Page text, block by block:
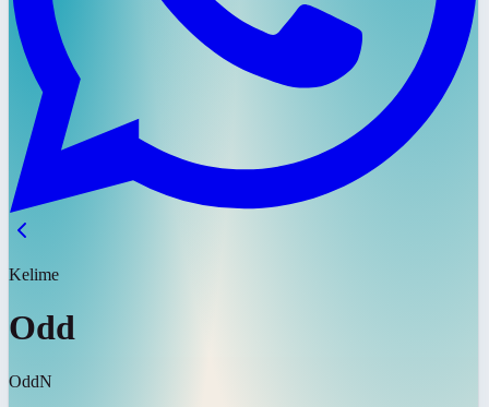
Kelime
Odd
OddN